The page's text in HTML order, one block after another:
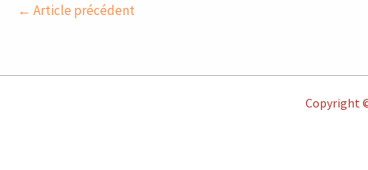
← Article précédent
Copyright